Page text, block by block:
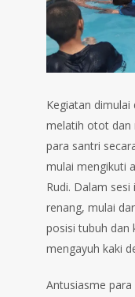
Kegiatan
melatih otot dan
para santri
mulai mengikuti
Rudi. Dalam
renang, mulai
posisi tubuh dan
mengayuh kaki
Antusiasme